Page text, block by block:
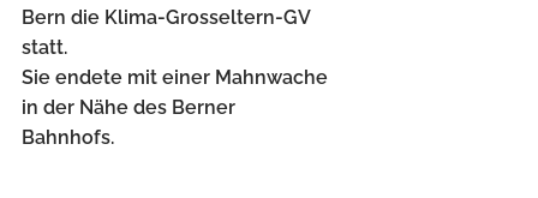
Bern die Klima-Grosseltern-GV
statt.
Sie endete mit einer Mahnwache
in der Nähe des Berner
Bahnhofs.